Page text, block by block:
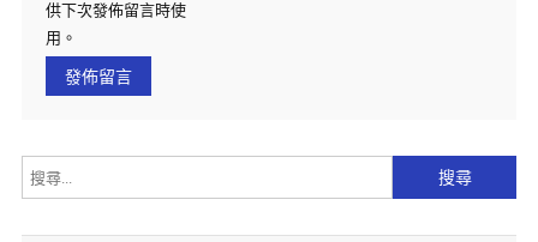
供下次發佈留言時使
用。